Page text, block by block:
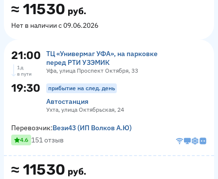
≈ 11530 руб.
Нет в наличии с 09.06.2026
21:00
ТЦ «Универмаг УФА», на парковке
перед РТИ УЗЭМИК
Уфа, улица Проспект Октября, 33
1 д
в пути
19:30 прибытие на след. день
Автостанция
Ухта, улица Октябрьская, 24
≈ 11530 руб.
Перевозчик:Вези43 (ИП Волков А.Ю)
4.6 151 отзыв